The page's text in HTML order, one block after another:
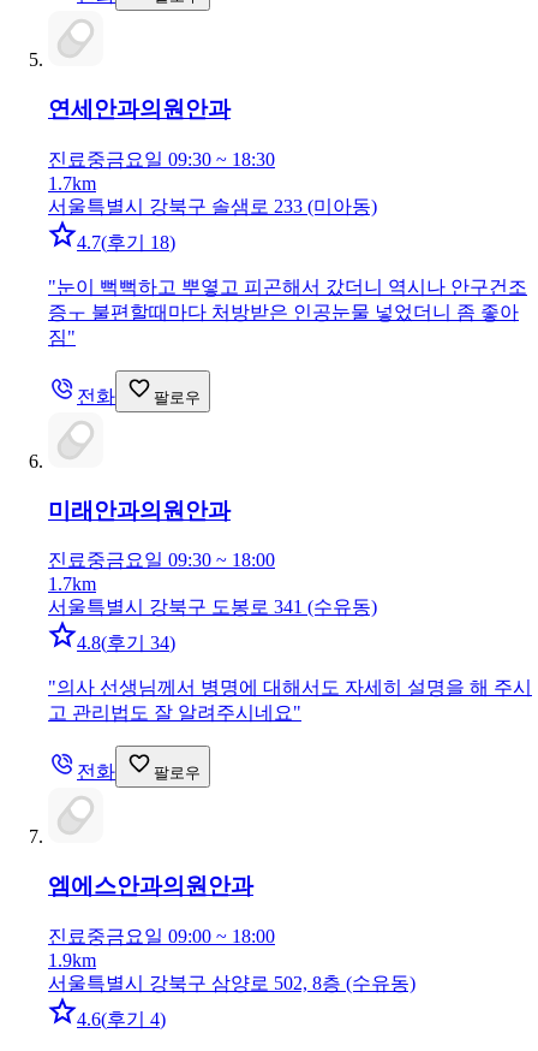
연세안과의원 안과
진료중금요일 09:30 ~ 18:30
1.7km
서울특별시 강북구 솔샘로 233 (미아동)
4.7(후기 18)
"눈이 뻑뻑하고 뿌옇고 피곤해서 갔더니 역시나 안구건조
증ㅜ 불편할때마다 처방받은 인공눈물 넣었더니 좀 좋아
짐"
전화 팔로우
미래안과의원 안과
진료중금요일 09:30 ~ 18:00
1.7km
서울특별시 강북구 도봉로 341 (수유동)
4.8(후기 34)
"의사 선생님께서 병명에 대해서도 자세히 설명을 해 주시
고 관리법도 잘 알려주시네요"
전화 팔로우
엠에스안과의원 안과
진료중금요일 09:00 ~ 18:00
1.9km
서울특별시 강북구 삼양로 502, 8층 (수유동)
4.6(후기 4)